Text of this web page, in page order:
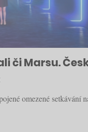
či Marsu.
omezené